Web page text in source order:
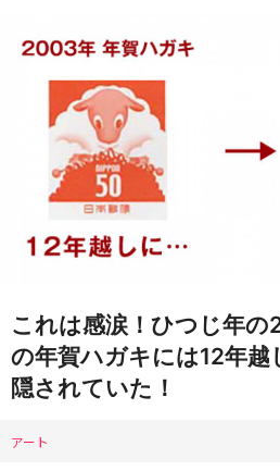
これは感涙！ひつじ年
の年賀ハガキには12年
隠されていた！
アート